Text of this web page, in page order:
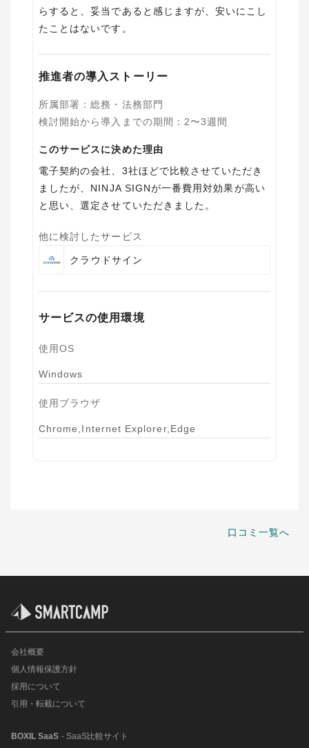
らすると、妥当であると感じますが、安いにこし
たことはないです。
推進者の導入ストーリー
所属部署 ：総務・法務部門
検討開始から導入までの期間 ： 2〜3週間
このサービスに決めた理由
電子契約の会社、3社ほどで比較させていただき
ましたが、NINJA SIGNが一番費用対効果が高い
他に検討したサービス
クラウドサイン
サービスの使用環境
使用OS
Windows
使用ブラウザ
Chrome,Internet Explorer,Edge
口コミ一覧へ
会社概要
個人情報保護方針
採用について
引用・転載について
BOXIL SaaS - SaaS比較サイト